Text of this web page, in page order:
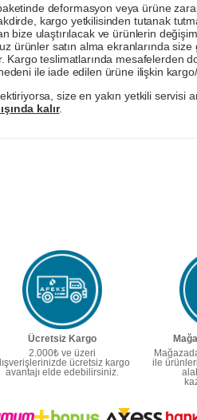
deformasyon veya ürüne
kargo yetkilisinden tutanak
bize ulaştırılacak ve ürünlerin
ürünler satın alma ekranlarında
teslimatlarında mesafelerden
ile iade edilen ürüne ilişkin
size en yakın yetkili servisi
kalır.
Ücretsiz Kargo
2.000₺ ve üzeri
ücretsiz kargo
avantajı elde edebilirsiniz.
ile